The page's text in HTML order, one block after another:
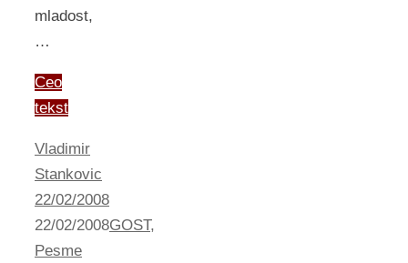
mladost,
…
Ceo
tekst
Vladimir
Stankovic
22/02/2008
22/02/2008GOST,
Pesme